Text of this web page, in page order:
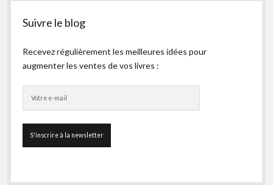
Suivre le blog
Recevez régulièrement les meilleures idées pour
augmenter les ventes de vos livres :